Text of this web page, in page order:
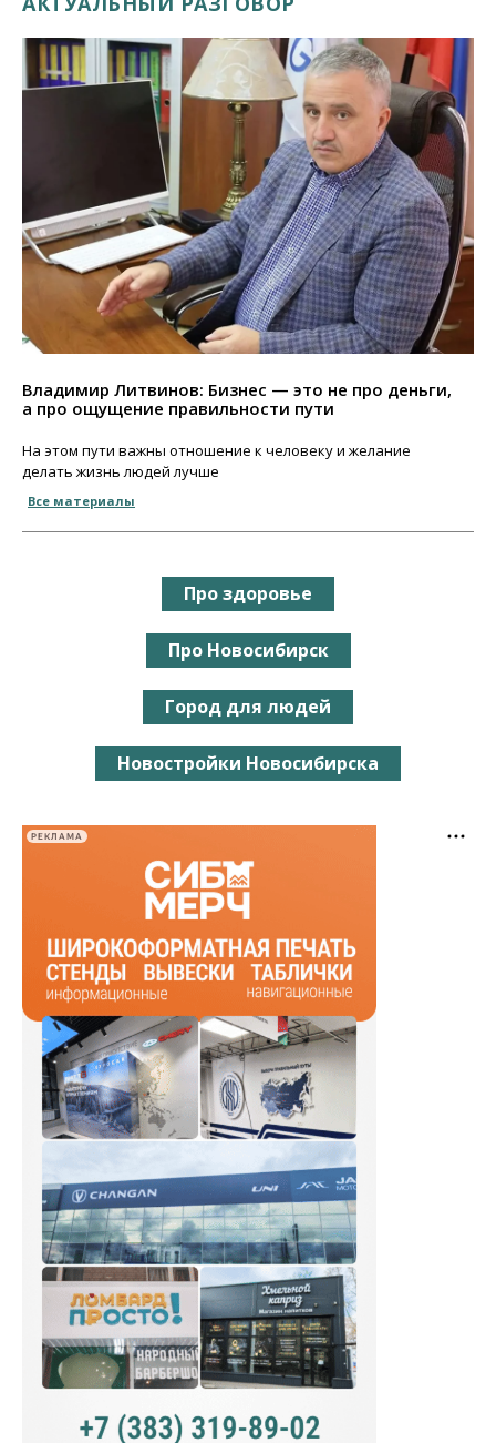
Владимир Литвинов: Бизнес — это не про деньги,
а про ощущение правильности пути
На этом пути важны отношение к человеку и желание
делать жизнь людей лучше
Все материалы
Про здоровье
Про Новосибирск
Город для людей
Новостройки Новосибирска
РЕКЛАМА